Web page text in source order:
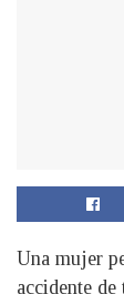
Una mujer
accidente